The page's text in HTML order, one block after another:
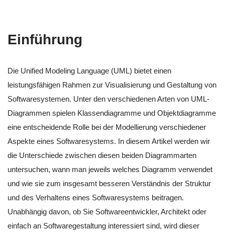
Einführung
Die Unified Modeling Language (UML) bietet einen
leistungsfähigen Rahmen zur Visualisierung und Gestaltung von
Softwaresystemen. Unter den verschiedenen Arten von UML-
Diagrammen spielen Klassendiagramme und Objektdiagramme
eine entscheidende Rolle bei der Modellierung verschiedener
Aspekte eines Softwaresystems. In diesem Artikel werden wir
die Unterschiede zwischen diesen beiden Diagrammarten
untersuchen, wann man jeweils welches Diagramm verwendet
und wie sie zum insgesamt besseren Verständnis der Struktur
und des Verhaltens eines Softwaresystems beitragen.
Unabhängig davon, ob Sie Softwareentwickler, Architekt oder
einfach an Softwaregestaltung interessiert sind, wird dieser